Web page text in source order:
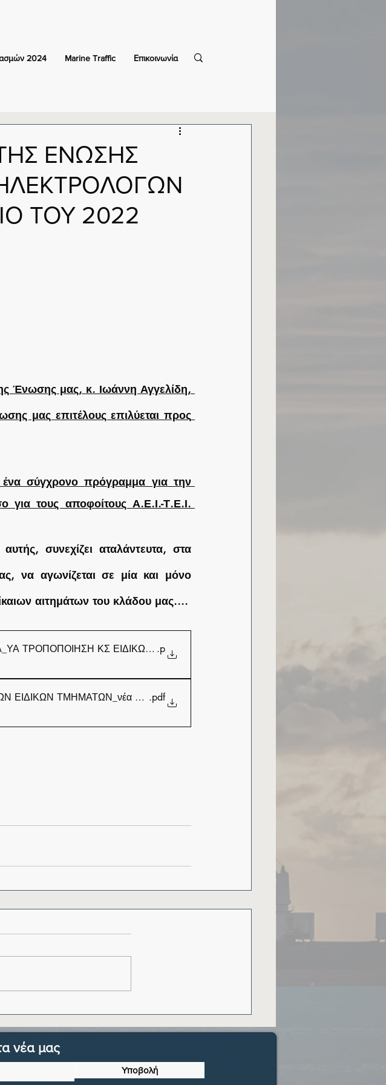
2024 Marine Traffic Επικοινωνία
ΕΝΩΣΗΣ
ΗΛΕΚΤΡΟΛΟΓΩΝ
ΤΟΥ 2022
Ένωσης μας, κ. Ιωάννη Αγγελίδη,
μας επιτέλους επιλύεται προς
ένα σύγχρονο πρόγραμμα για την
τους αποφοίτους Α.Ε.Ι.-Τ.Ε.Ι.
συνεχίζει αταλάντευτα, στα
να αγωνίζεται σε μία και μόνο
αιτημάτων του κλάδου μας....
ΤΡΟΠΟΠΟΙΗΣΗ ΚΣ ΕΙΔΙΚΩΝ ΤΜΗΜΑΤΩΝ_ΦΟΡΕΙΣ_signed
.p
ΤΜΗΜΑΤΩΝ_νέα παραρτήματα 5-6_Β΄ 5360
.pdf
νέα μας
Υποβολή